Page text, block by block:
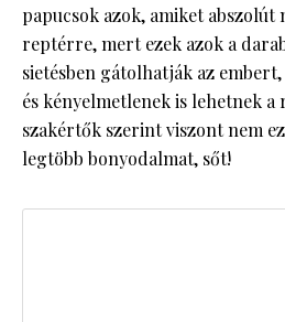
papucsok azok, amiket
reptérre, mert ezek azok a
sietésben gátolhatják az embert,
és kényelmetlenek is lehetnek a
szakértők szerint viszont nem
legtöbb bonyodalmat, sőt!